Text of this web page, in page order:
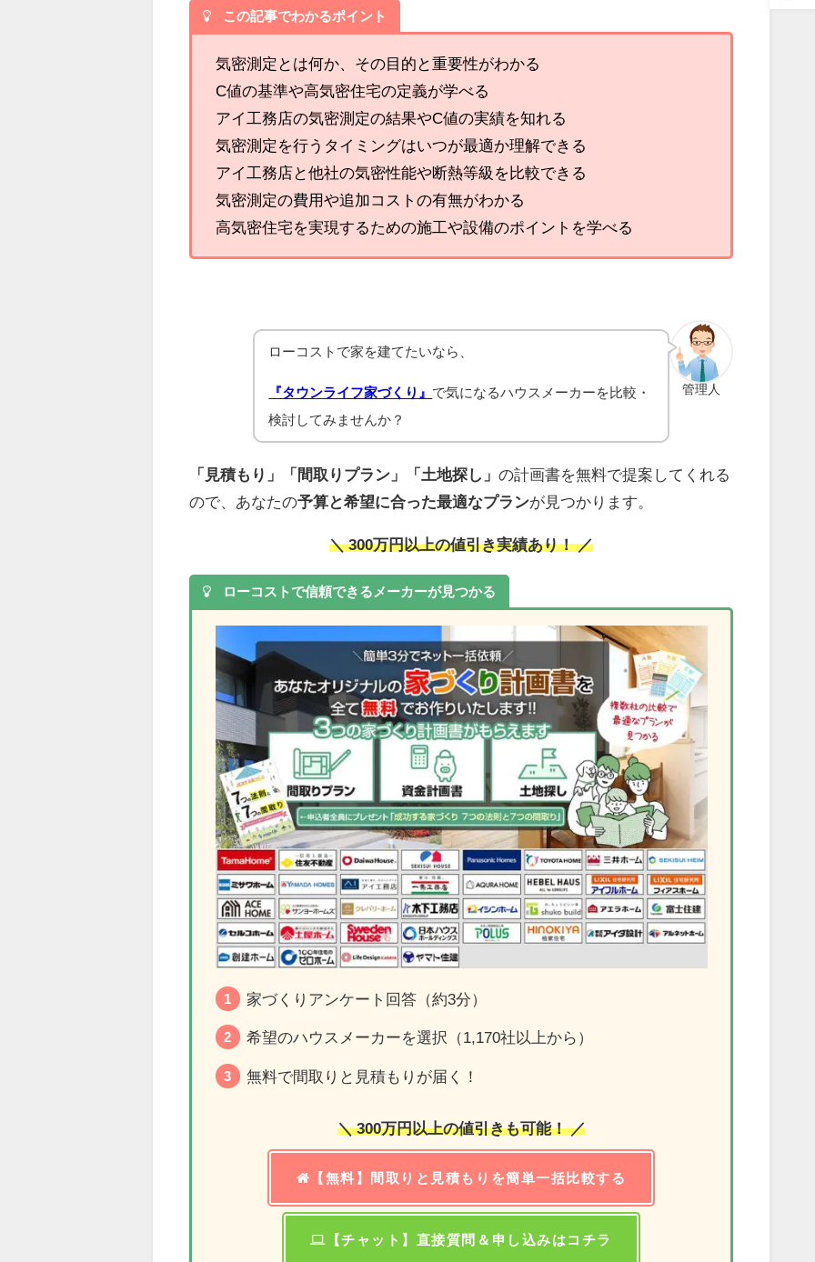
この記事でわかるポイント
気密測定とは何か、その目的と重要性がわかる
C値の基準や高気密住宅の定義が学べる
アイ工務店の気密測定の結果やC値の実績を知れる
気密測定を行うタイミングはいつが最適か理解できる
アイ工務店と他社の気密性能や断熱等級を比較できる
気密測定の費用や追加コストの有無がわかる
高気密住宅を実現するための施工や設備のポイントを学べる
管理人
ローコストで家を建てたいなら、
『タウンライフ家づくり』 で気になるハウスメーカーを比較・
検討してみませんか？
「見積もり」「間取りプラン」「土地探し」 の計画書を無料で提案してくれる
ので、あなたの予算と希望に合った最適なプランが見つかります。
＼ 300万円以上の値引き実績あり！ ／
ローコストで信頼できるメーカーが見つかる
家づくりアンケート回答（約3分）
希望のハウスメーカーを選択（1,170社以上から）
無料で間取りと見積もりが届く！
＼ 300万円以上の値引きも可能！ ／
【無料】間取りと見積もりを簡単一括比較する
【チャット】直接質問＆申し込みはコチラ